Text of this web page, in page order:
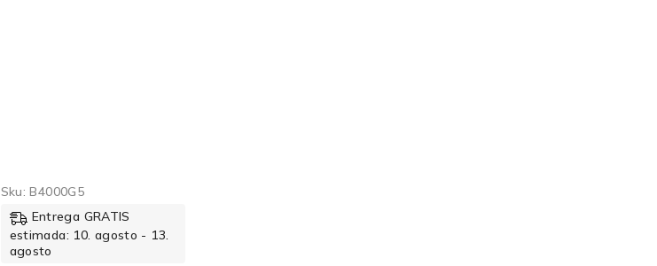
Sku:B4000G5
Entrega GRATIS
estimada: 10. agosto - 13.
agosto